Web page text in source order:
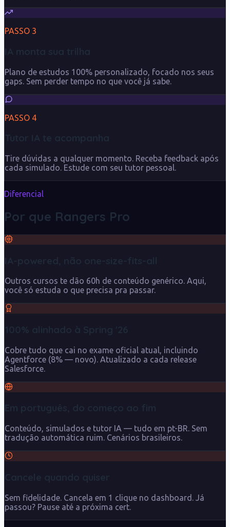
PASSO 3
Plano de estudos 100% personalizado, focado nos seus
gaps. Sem perder tempo no que você já sabe.
PASSO 4
Tire dúvidas a qualquer momento. Receba feedback após
cada simulado. Estude com seu tutor pessoal.
Diferencial
Por que Rangers Pro
Outros cursos te dão 60h de conteúdo genérico. Aqui,
você só estuda o que precisa pra passar.
Cobre tudo que cai no exame oficial atual, incluindo
Agentforce (8% — novo). Atualizado a cada release
Salesforce.
Conteúdo, simulados e tutor IA — tudo em pt-BR. Sem
tradução automática ruim. Cenários brasileiros.
Sem fidelidade. Cancela em 1 clique no dashboard. Já
passou? Pause até a próxima cert.